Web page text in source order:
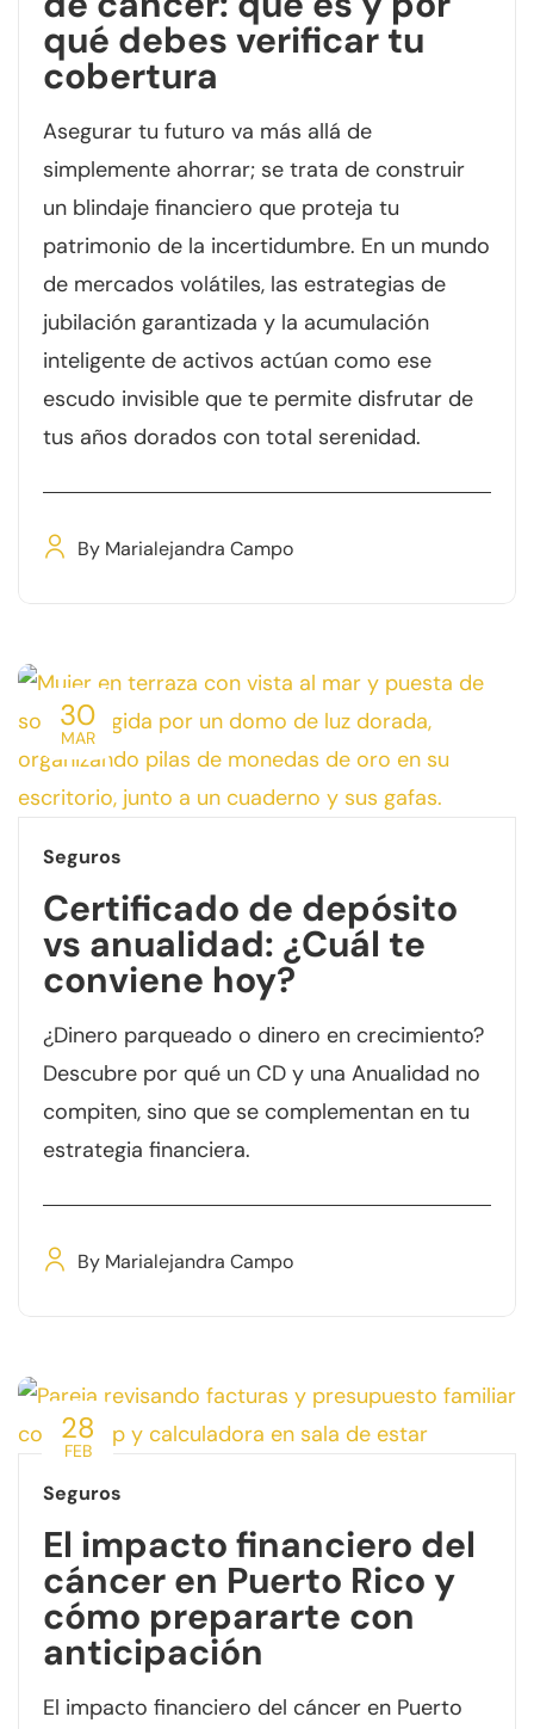
qué debes verificar tu
cobertura
Asegurar tu futuro va más allá de
simplemente ahorrar; se trata de construir
un blindaje financiero que proteja tu
patrimonio de la incertidumbre. En un mundo
de mercados volátiles, las estrategias de
jubilación garantizada y la acumulación
inteligente de activos actúan como ese
escudo invisible que te permite disfrutar de
tus años dorados con total serenidad.
By Marialejandra Campo
30
MAR
Seguros
Certificado de depósito
vs anualidad: ¿Cuál te
conviene hoy?
¿Dinero parqueado o dinero en crecimiento?
Descubre por qué un CD y una Anualidad no
compiten, sino que se complementan en tu
estrategia financiera.
By Marialejandra Campo
28
FEB
Seguros
El impacto financiero del
cáncer en Puerto Rico y
cómo prepararte con
anticipación
El impacto financiero del cáncer en Puerto